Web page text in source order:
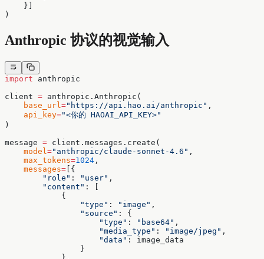
    }]
)
Anthropic 协议的视觉输入
import anthropic
client = anthropic.Anthropic(
    base_url
="https://api.hao.ai/anthropic" ,
    api_key
="<你的 HAOAI_API_KEY>"
)
message = client.messages.create(
    model
="anthropic/claude-sonnet-4.6" ,
    max_tokens
=1024 ,
    messages
= [{
        "role"
: "user" ,
        "content"
: [
            {
                "type"
: "image" ,
                "source"
: {
                    "type"
: "base64" ,
                    "media_type"
: "image/jpeg" ,
                    "data"
: image_data
                }